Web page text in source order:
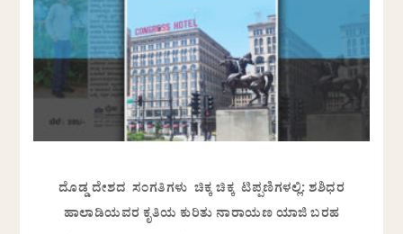
ದೊಡ್ಡ ದೇಶದ ಸಂಗತಿಗಳು ಚಿಕ್ಕ ಚಿಕ್ಕ ಟಿಪ್ಪಣಿಗಳಲ್ಲಿ: ಶಶಿಧರ
ಹಾಲಾಡಿಯವರ ಕೃತಿಯ ಕುರಿತು ನಾರಾಯಣ ಯಾಜಿ ಬರಹ